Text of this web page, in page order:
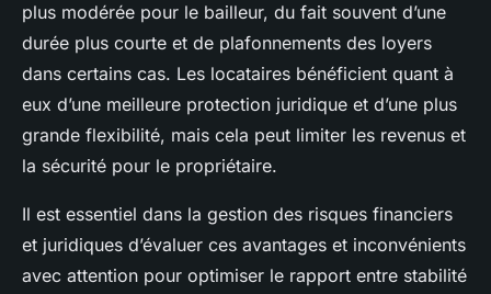
plus modérée pour le bailleur, du fait souvent d’une
durée plus courte et de plafonnements des loyers
dans certains cas. Les locataires bénéficient quant à
eux d’une meilleure protection juridique et d’une plus
grande flexibilité, mais cela peut limiter les revenus et
la sécurité pour le propriétaire.
Il est essentiel dans la gestion des risques financiers
et juridiques d’évaluer ces avantages et inconvénients
avec attention pour optimiser le rapport entre stabilité